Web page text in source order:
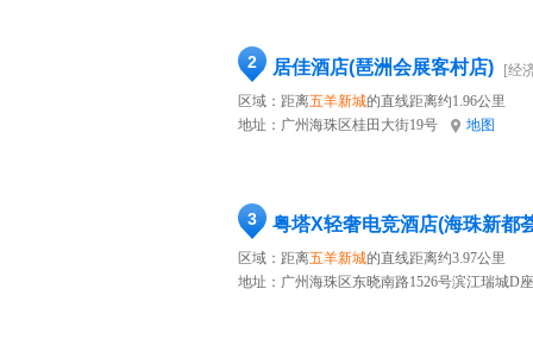
2 居佳酒店(琶洲会展客村店)
[经
区域：距离五羊新城的直线距离约1.96公里
地址： 广州海珠区桂田大街19号 地图
3
区域：距离五羊新城的直线距离约3.97公里
地址： 广州海珠区东晓南路1526号滨江瑞城D